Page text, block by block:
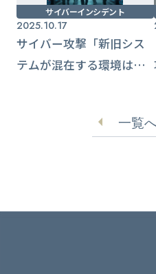
サイバーインシデント
2025.10.17
サイバー攻撃「新旧シス
テムが混在する環境は狙
一覧